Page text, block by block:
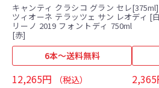
キャンティ クラシコ グラン セレ
ツィオーネ テラッツェ サン レオ
リーノ 2019 フォントディ 750ml
[赤]
6本～送料無料
12,265円 （税込）
ディ [
2,365